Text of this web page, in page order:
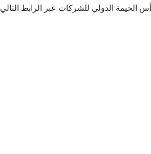
الخيمة الدولي للشركات عبر الرابط التالي